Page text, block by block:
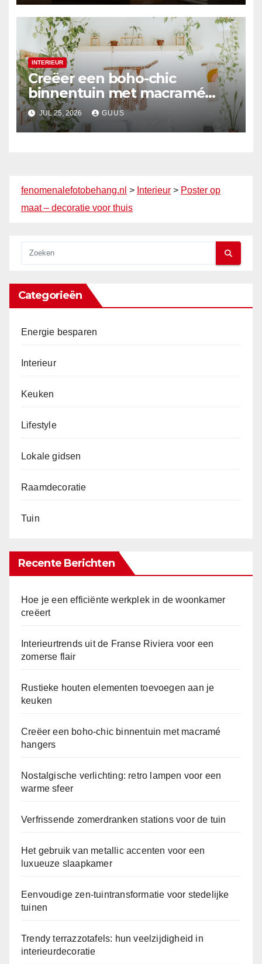
INTERIEUR
Creëer een boho-chic
binnentuin met macramé
hangers
JUL 25, 2026 GUUS
fenomenalefotobehang.nl > Interieur > Poster op
maat – decoratie voor thuis
Categorieën
Energie besparen
Interieur
Keuken
Lifestyle
Lokale gidsen
Raamdecoratie
Tuin
Recente Berichten
Hoe je een efficiënte werkplek in de woonkamer
creëert
Interieurtrends uit de Franse Riviera voor een
zomerse flair
Rustieke houten elementen toevoegen aan je
keuken
Creëer een boho-chic binnentuin met macramé
hangers
Nostalgische verlichting: retro lampen voor een
warme sfeer
Verfrissende zomerdranken stations voor de tuin
Het gebruik van metallic accenten voor een
luxueuze slaapkamer
Eenvoudige zen-tuintransformatie voor stedelijke
tuinen
Trendy terrazzotafels: hun veelzijdigheid in
interieurdecoratie